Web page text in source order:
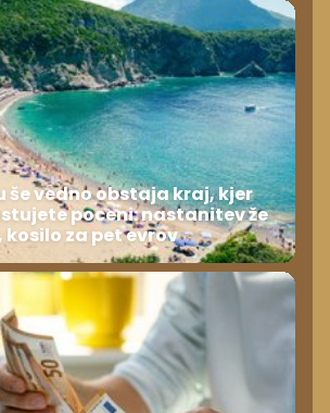
še vedno obstaja kraj, kjer
poceni: nastanitev že
kosilo za pet evrov